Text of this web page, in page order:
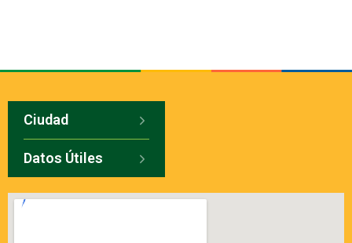
Ciudad
Datos Útiles